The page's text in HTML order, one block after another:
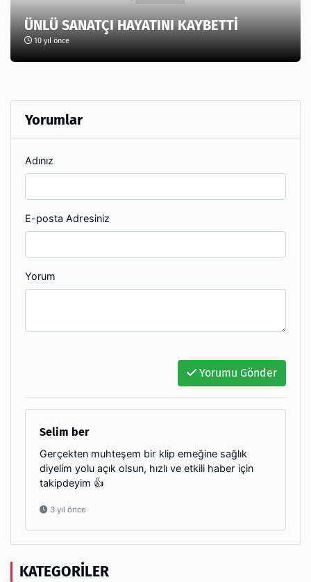
ÜNLÜ SANATÇI HAYATINI KAYBETTİ
10 yıl önce
Yorumlar
Adınız
E-posta Adresiniz
Yorum
Yorumu Gönder
Selim ber
Gerçekten muhteşem bir klip emeğine sağlık
diyelim yolu açık olsun, hızlı ve etkili haber için
takipdeyim 👍
3 yıl önce
KATEGORILER